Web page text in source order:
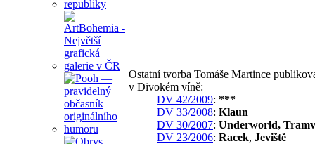
Ostatní tvorba Tomáše Martince
v Divokém víně:
DV 42/2009: ***
DV 33/2008: Klaun
DV 30/2007: Underworld,
DV 23/2006: Racek, Jeviště